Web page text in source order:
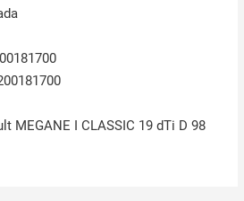
MEGANE I CLASSIC 19 dTi D 98